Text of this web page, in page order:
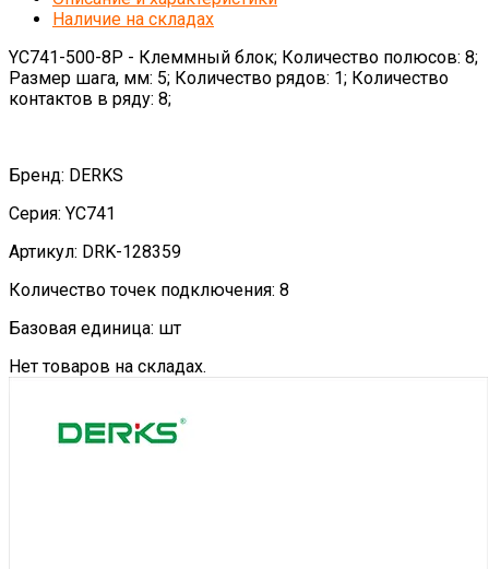
Наличие на складах
YC741-500-8P - Клеммный блок; Количество полюсов: 8;
Размер шага, мм: 5; Количество рядов: 1; Количество
контактов в ряду: 8;
Бренд: DERKS
Серия: YC741
Артикул: DRK-128359
Количество точек подключения: 8
Базовая единица: шт
Нет товаров на складах.